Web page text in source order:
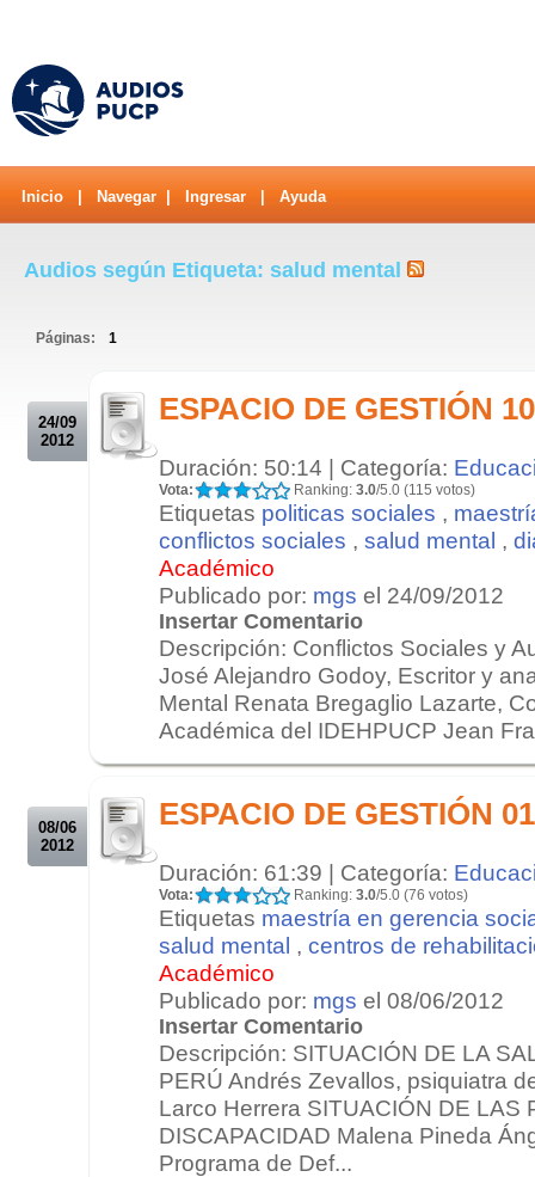
Inicio Navegar Ingresar Ayuda
Audios según Etiqueta: salud mental
Páginas: 1
24/09
2012
ESPACIO DE GESTIÓN
Duración: 50:14 | Categoría:
Vota: Ranking: 3.0/5.0 (115 votos)
Etiquetas politicas sociales ,
conflictos sociales , salud mental ,
Académico
Publicado por: mgs el 24/09/2012
Insertar Comentario
Descripción: Conflictos Sociales y
José Alejandro Godoy, Escritor y
Mental Renata Bregaglio Lazarte,
Académica del IDEHPUCP Jean
08/06
2012
ESPACIO DE GESTIÓN
Duración: 61:39 | Categoría:
Vota: Ranking: 3.0/5.0 (76 votos)
Etiquetas maestría en gerencia
salud mental , centros de
Académico
Publicado por: mgs el 08/06/2012
Insertar Comentario
Descripción: SITUACIÓN DE LA
PERÚ Andrés Zevallos, psiquiatra
Larco Herrera SITUACIÓN DE LAS
DISCAPACIDAD Malena Pineda
Programa de Def...